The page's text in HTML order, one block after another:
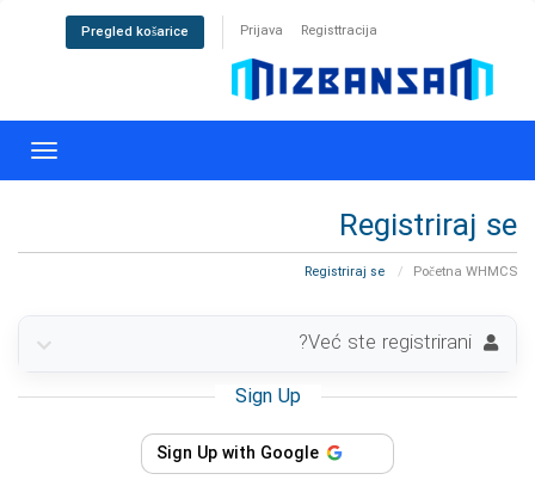
Pregled košarice Prijava Registtracija
Registriraj se
Početna WHMCS
Sign Up